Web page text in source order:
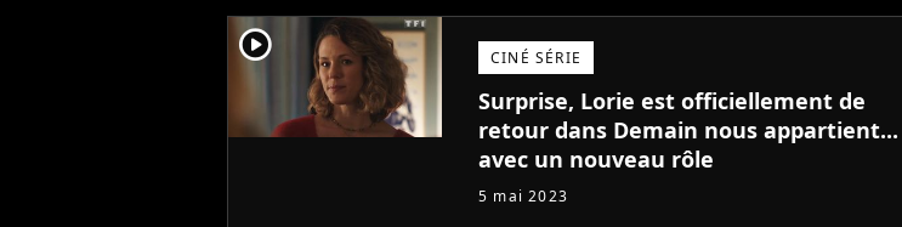
player2 CINÉ SÉRIE
Surprise, Lorie est officiellement de
retour dans Demain nous appartient...
avec un nouveau rôle
5 mai 2023